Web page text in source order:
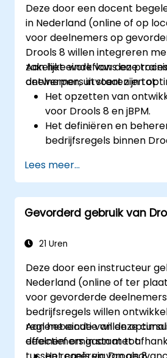
optimalisatie en
regels.
Deze door een docent
in Nederland (online of op
voor deelnemers op
Drools 8 willen integreren
zakelijke workflows en
ontwerpen, uitvoeren en
Aan het einde van deze
deelnemers in staat zijn tot:
Het opzetten van
voor Drools 8 en jBPM.
Het definiëren en
bedrijfsregels binnen
workflows met behulp van
Het integreren van
processen voor
besluitvorming.
problemen bij
Lees meer...
Gevorderd gebruik van
21 Uren
Deze door een instructeur
Nederland (online of ter
voor gevorderde
bedrijfsregels willen
reglenexecutie willen
effectief omgaan met
Aan het einde van deze
deelnemers in staat tot: